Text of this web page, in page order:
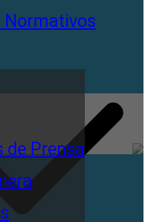
Normativos
de Prensa